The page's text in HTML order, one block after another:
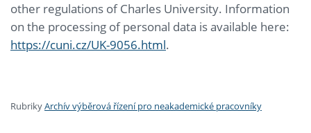
other regulations of Charles University. Information
on the processing of personal data is available here:
https://cuni.cz/UK-9056.html.
RubrikyArchív výběrová řízení pro neakademické pracovníky